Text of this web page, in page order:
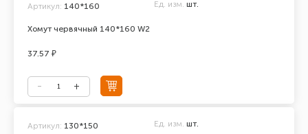
Хомут червячный 140*160 W2
Артикул: 140*160 Ед. изм. шт.
37.57 ₽
Артикул: 130*150 Ед. изм. шт.